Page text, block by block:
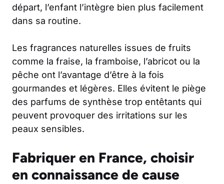
départ, l’enfant l’intègre bien plus facilement
dans sa routine.
Les fragrances naturelles issues de fruits
comme la fraise, la framboise, l’abricot ou la
pêche ont l’avantage d’être à la fois
gourmandes et légères. Elles évitent le piège
des parfums de synthèse trop entêtants qui
peuvent provoquer des irritations sur les
peaux sensibles.
Fabriquer en France, choisir
en connaissance de cause